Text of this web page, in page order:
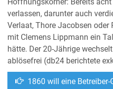
Hoffnungskörner: Bereits
verlassen, darunter auch
Verlaat, Thore Jacobsen
mit Clemens Lippmann ein
hätte. Der 20-Jährige
ablösefrei (db24 berichtete
1860 will eine